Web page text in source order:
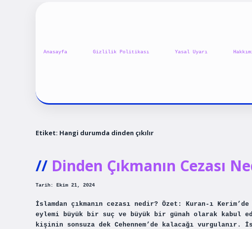
Anasayfa Gizlilik Politikası Yasal Uyarı
Etiket: Hangi durumda dinden çıkılır
Dinden Çıkmanın Cezası
Tarih: Ekim 21, 2024
İslamdan çıkmanın cezası nedir? Özet: Kuran-ı
eylemi büyük bir suç ve büyük bir günah olarak kabul
kişinin sonsuza dek Cehennem’de kalacağı vurgulanır.